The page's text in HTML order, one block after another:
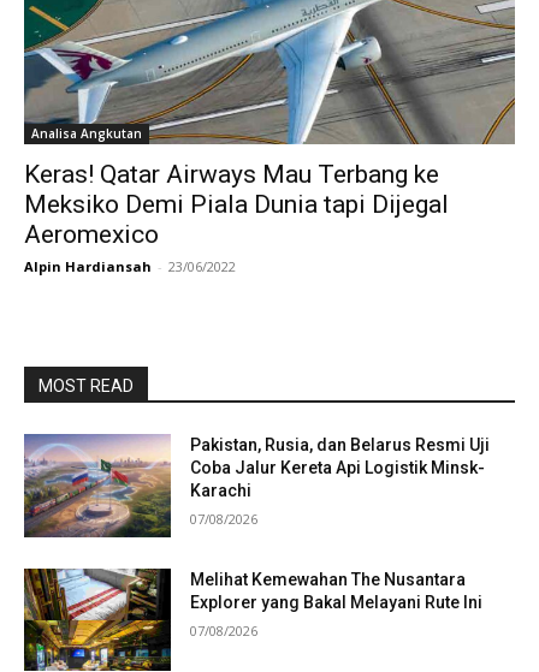
Analisa Angkutan
Keras! Qatar Airways Mau Terbang ke
Meksiko Demi Piala Dunia tapi Dijegal
Aeromexico
Alpin Hardiansah - 23/06/2022
MOST READ
Pakistan, Rusia, dan Belarus Resmi Uji
Coba Jalur Kereta Api Logistik Minsk-
Karachi
07/08/2026
Melihat Kemewahan The Nusantara
Explorer yang Bakal Melayani Rute Ini
07/08/2026